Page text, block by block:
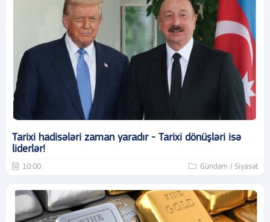
Tarixi hadisələri zaman yaradır - Tarixi dönüşləri isə
liderlər!
10:00 Gündəm / Siyasət